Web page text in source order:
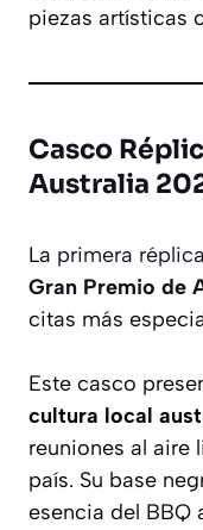
piezas artísticas
Casco
Australia
La primera
Gran Premio de
citas más
Este casco
cultura local
reuniones al aire
país. Su base
esencia del BBQ